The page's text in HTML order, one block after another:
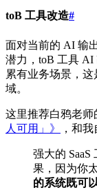
toB 工具改造#
面对当前的 AI 输
潜力，toB 工具
累有业务场景，
域。
这里推荐白鸦老师
人可用」》
，和
强大的
果，因为你
的系统既可